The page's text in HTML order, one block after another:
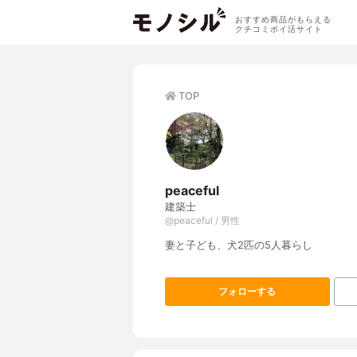
おすすめ商品がもらえる
クチコミポイ活サイト
TOP
peaceful
建築士
@peaceful / 男性
妻と子ども、犬2匹の5人暮らし
フォローする